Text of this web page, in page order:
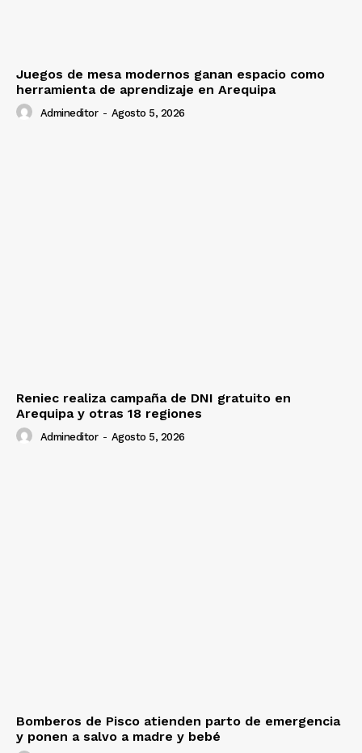
Juegos de mesa modernos ganan espacio como
herramienta de aprendizaje en Arequipa
Admineditor - Agosto 5, 2026
Reniec realiza campaña de DNI gratuito en
Arequipa y otras 18 regiones
Admineditor - Agosto 5, 2026
Bomberos de Pisco atienden parto de emergencia
y ponen a salvo a madre y bebé